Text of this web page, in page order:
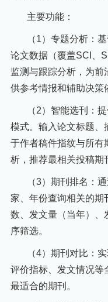
主要功能：
（1）专题分析：
论文数据（覆盖SCI
监测与跟踪分析，为前
供参考情报和辅助决策
（2）智能选刊：
模式。输入论文标题、
于作者稿件指纹与所有
析，推荐最相关投稿期
（3）期刊排名：
家、年份查询相关的期
数、发文量（当年）、
序筛选。
（4）期刊对比：
评价指标、发文情况等
最适合的期刊。